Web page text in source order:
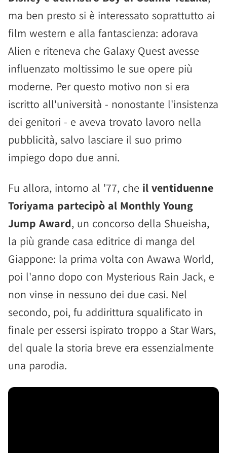
ma ben presto si è interessato soprattutto ai
film western e alla fantascienza: adorava
Alien e riteneva che Galaxy Quest avesse
influenzato moltissimo le sue opere più
moderne. Per questo motivo non si era
iscritto all'università - nonostante l'insistenza
dei genitori - e aveva trovato lavoro nella
pubblicità, salvo lasciare il suo primo
impiego dopo due anni.
Fu allora, intorno al '77, che il ventiduenne
Toriyama partecipò al Monthly Young
Jump Award, un concorso della Shueisha,
la più grande casa editrice di manga del
Giappone: la prima volta con Awawa World,
poi l'anno dopo con Mysterious Rain Jack, e
non vinse in nessuno dei due casi. Nel
secondo, poi, fu addirittura squalificato in
finale per essersi ispirato troppo a Star Wars,
del quale la storia breve era essenzialmente
una parodia.